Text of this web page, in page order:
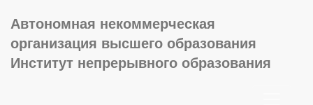
Автономная некоммерческая
организация высшего образования
Институт непрерывного образования